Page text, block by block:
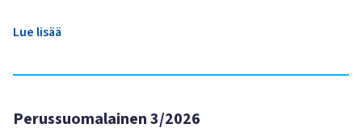
Lue lisää
Perussuomalainen 3/2026